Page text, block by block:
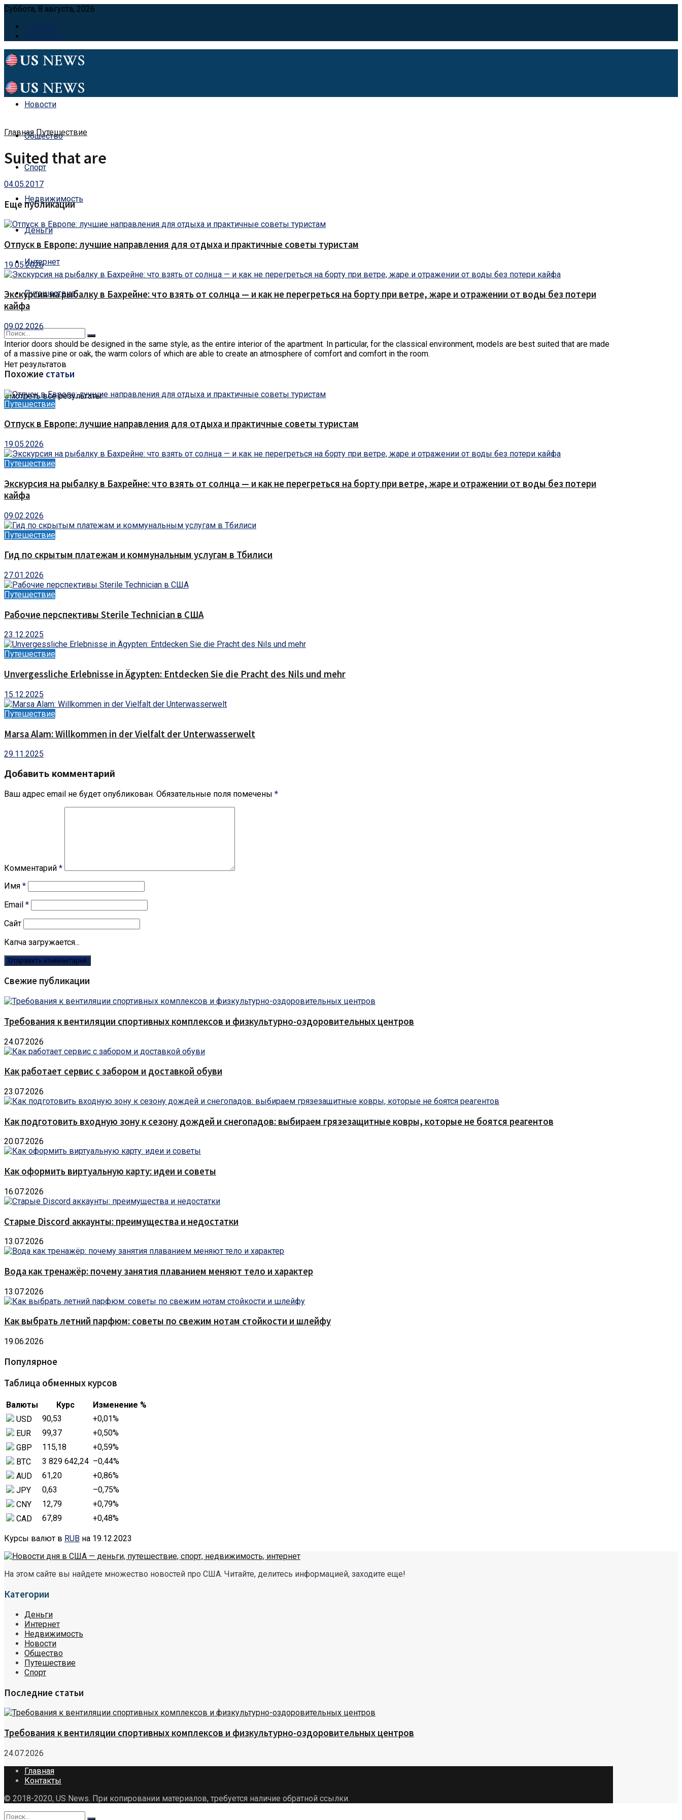
Суббота, 8 августа, 2026
Главная
Контакты
Новости
Общество
Спорт
Недвижимость
Деньги
Интернет
Путешествие
Нет результатов
Смотреть все результаты
Главная Путешествие
Suited that are
04.05.2017
Еще публикации
Отпуск в Европе: лучшие направления для отдыха и практичные советы туристам
19.05.2026
Экскурсия на рыбалку в Бахрейне: что взять от солнца — и как не перегреться на борту при ветре, жаре и отражении от воды без потери
кайфа
09.02.2026
Interior doors should be designed in the same style, as the entire interior of the apartment. In particular, for the classical environment, models are best suited that are made
of a massive pine or oak, the warm colors of which are able to create an atmosphere of comfort and comfort in the room.
Похожие статьи
Путешествие
Отпуск в Европе: лучшие направления для отдыха и практичные советы туристам
19.05.2026
Путешествие
Экскурсия на рыбалку в Бахрейне: что взять от солнца — и как не перегреться на борту при ветре, жаре и отражении от воды без потери
кайфа
09.02.2026
Путешествие
Гид по скрытым платежам и коммунальным услугам в Тбилиси
27.01.2026
Путешествие
Рабочие перспективы Sterile Technician в США
23.12.2025
Путешествие
Unvergessliche Erlebnisse in Ägypten: Entdecken Sie die Pracht des Nils und mehr
15.12.2025
Путешествие
Marsa Alam: Willkommen in der Vielfalt der Unterwasserwelt
29.11.2025
Добавить комментарий
Ваш адрес email не будет опубликован. Обязательные поля помечены *
Комментарий *
Имя *
Email *
Сайт
Капча загружается...
Свежие публикации
Требования к вентиляции спортивных комплексов и физкультурно-оздоровительных центров
24.07.2026
Как работает сервис с забором и доставкой обуви
23.07.2026
Как подготовить входную зону к сезону дождей и снегопадов: выбираем грязезащитные ковры, которые не боятся реагентов
20.07.2026
Как оформить виртуальную карту: идеи и советы
16.07.2026
Старые Discord аккаунты: преимущества и недостатки
13.07.2026
Вода как тренажёр: почему занятия плаванием меняют тело и характер
13.07.2026
Как выбрать летний парфюм: советы по свежим нотам стойкости и шлейфу
19.06.2026
Популярное
Таблица обменных курсов
Валюты Курс
Изменение %
USD
90,53 +0,01%
EUR
99,37 +0,50%
GBP
115,18 +0,59%
BTC
3 829 642,24 –0,44%
AUD
61,20 +0,86%
JPY
0,63 –0,75%
CNY
12,79 +0,79%
CAD
67,89 +0,48%
Курсы валют в RUB на 19.12.2023
На этом сайте вы найдете множество новостей про США. Читайте, делитесь информацией, заходите еще!
Категории
Деньги
Интернет
Недвижимость
Новости
Общество
Путешествие
Спорт
Последние статьи
Требования к вентиляции спортивных комплексов и физкультурно-оздоровительных центров
24.07.2026
Главная
Контакты
© 2018-2020, US News. При копировании материалов, требуется наличие обратной ссылки.